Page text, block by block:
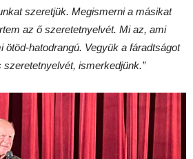
szeretjük. Megismerni a másikat
az ő szeretetnyelvét. Mi az, ami
ötöd-hatodrangú. Vegyük a fáradtságot
ismerkedjünk.”